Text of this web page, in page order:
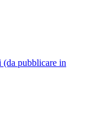
pubblicare in